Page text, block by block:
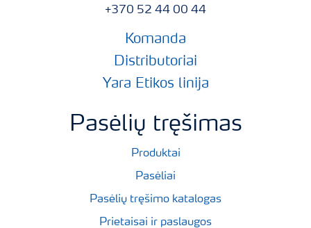
+370 52 44 00 44
Komanda
Distributoriai
Yara Etikos linija
Pasėlių tręšimas
Produktai
Pasėliai
Pasėlių tręšimo katalogas
Prietaisai ir paslaugos